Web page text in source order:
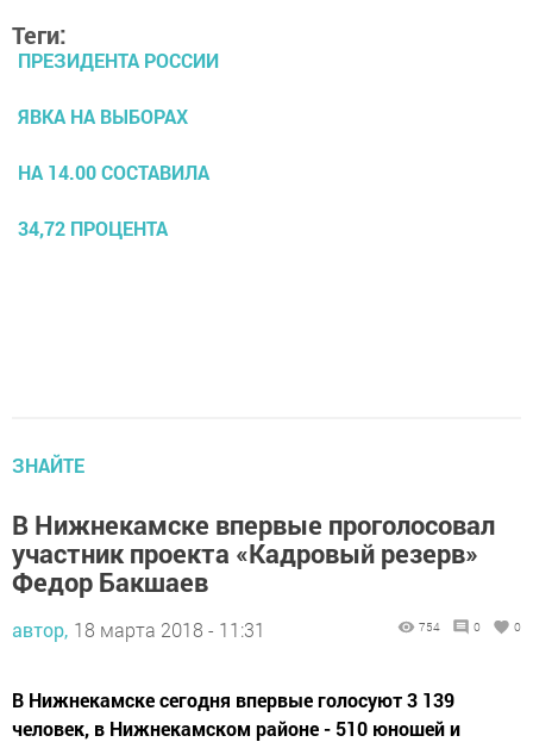
Теги:
ПРЕЗИДЕНТА РОССИИ
ЯВКА НА ВЫБОРАХ
НА 14.00 СОСТАВИЛА
34,72 ПРОЦЕНТА
ЗНАЙТЕ
В Нижнекамске впервые проголосовал
участник проекта «Кадровый резерв»
Федор Бакшаев
автор, 18 марта 2018 - 11:31 754 0 0
В Нижнекамске сегодня впервые голосуют 3 139
человек, в Нижнекамском районе - 510 юношей и